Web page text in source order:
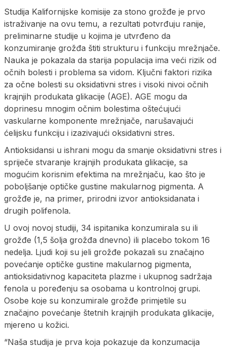
Studija Kalifornijske komisije za stono grožđe je prvo
istraživanje na ovu temu, a rezultati potvrđuju ranije,
preliminarne studije u kojima je utvrđeno da
konzumiranje grožđa štiti strukturu i funkciju mrežnjače.
Nauka je pokazala da starija populacija ima veći rizik od
očnih bolesti i problema sa vidom. Ključni faktori rizika
za očne bolesti su oksidativni stres i visoki nivoi očnih
krajnjih produkata glikacije (AGE). AGE mogu da
doprinesu mnogim očnim bolestima oštećujući
vaskularne komponente mrežnjače, narušavajući
ćelijsku funkciju i izazivajući oksidativni stres.
Antioksidansi u ishrani mogu da smanje oksidativni stres i
spriječe stvaranje krajnjih produkata glikacije, sa
mogućim korisnim efektima na mrežnjaču, kao što je
poboljšanje optičke gustine makularnog pigmenta. A
grožđe je, na primer, prirodni izvor antioksidanata i
drugih polifenola.
U ovoj novoj studiji, 34 ispitanika konzumirala su ili
grožđe (1,5 šolja grožđa dnevno) ili placebo tokom 16
nedelja. Ljudi koji su jeli grožđe pokazali su značajno
povećanje optičke gustine makularnog pigmenta,
antioksidativnog kapaciteta plazme i ukupnog sadržaja
fenola u poređenju sa osobama u kontrolnoj grupi.
Osobe koje su konzumirale grožđe primjetile su
značajno povećanje štetnih krajnjih produkata glikacije,
mjereno u kožici.
“Naša studija je prva koja pokazuje da konzumacija